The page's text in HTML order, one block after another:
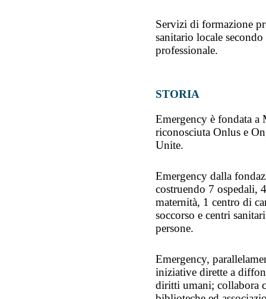
Servizi di formazione
sanitario locale
professionale.
STORIA
Emergency è fondata
riconosciuta Onlus e
Unite.
Emergency dalla
costruendo 7 ospedali,
maternità, 1 centro di
soccorso e centri
persone.
Emergency,
iniziative dirette a
diritti umani; collabora